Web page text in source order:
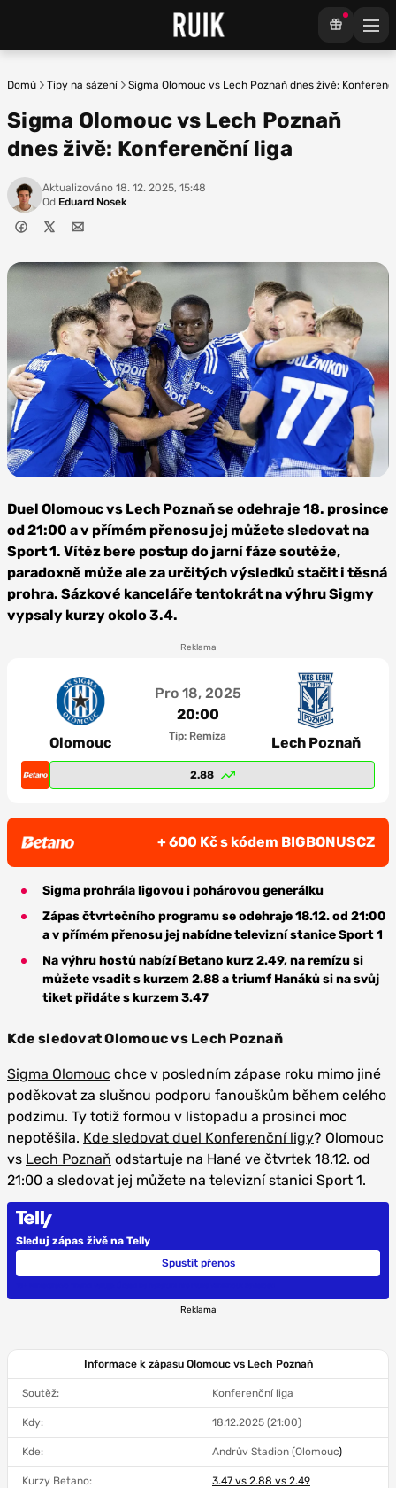
Domů Tipy na sázení Sigma Olomouc vs Lech Poznaň dnes živě:
Sigma Olomouc vs Lech Poznaň
dnes živě: Konferenční liga
Aktualizováno 18. 12. 2025, 15:48
Od Eduard Nosek
Sigma
Olomouc
Duel Olomouc vs Lech Poznaň se odehraje 18. prosince
od 21:00 a v přímém přenosu jej můžete sledovat na
Sport 1. Vítěz bere postup do jarní fáze soutěže,
paradoxně může ale za určitých výsledků stačit i těsná
prohra. Sázkové kanceláře tentokrát na výhru Sigmy
vypsaly kurzy okolo 3.4.
Reklama
Olomouc
Pro 18, 2025
20:00
Tip: Remíza Lech Poznaň
2.88
+ 600 Kč s kódem BIGBONUSCZ
Sigma prohrála ligovou i pohárovou generálku
Zápas čtvrtečního programu se odehraje 18.12. od 21:00
a v přímém přenosu jej nabídne televizní stanice Sport 1
Na výhru hostů nabízí Betano kurz 2.49, na remízu si
můžete vsadit s kurzem 2.88 a triumf Hanáků si na svůj
tiket přidáte s kurzem 3.47
Kde sledovat Olomouc vs Lech Poznaň
Sigma Olomouc chce v posledním zápase roku mimo jiné
poděkovat za slušnou podporu fanouškům během celého
podzimu. Ty totiž formou v listopadu a prosinci moc
nepotěšila. Kde sledovat duel Konferenční ligy? Olomouc
vs Lech Poznaň odstartuje na Hané ve čtvrtek 18.12. od
21:00 a sledovat jej můžete na televizní stanici Sport 1.
Sleduj zápas živě na Telly
Spustit přenos
Reklama
Informace k zápasu Olomouc vs Lech Poznaň
Soutěž: Konferenční liga
Kdy: 18.12.2025 (21:00)
Kde: Andrův Stadion (Olomouc)
Kurzy Betano: 3.47 vs 2.88 vs 2.49